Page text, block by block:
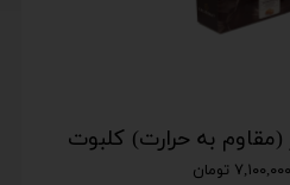
به حرارت) کلبوت